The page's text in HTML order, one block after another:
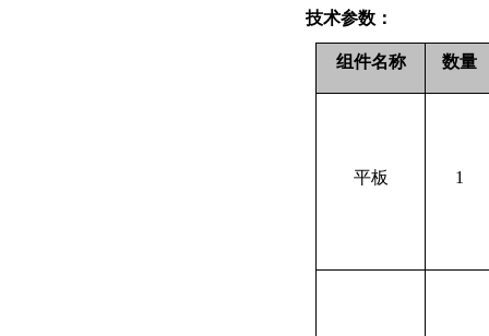
技术参数：
组件名称 数量
平板 1